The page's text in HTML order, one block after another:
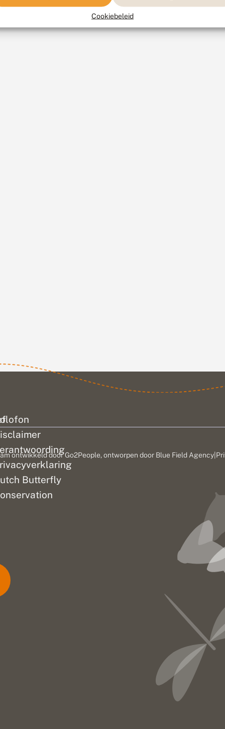
Cookiebeleid
Butterfly
ontwikkeld doorGo2People, ontworpen door Blue Field Agency